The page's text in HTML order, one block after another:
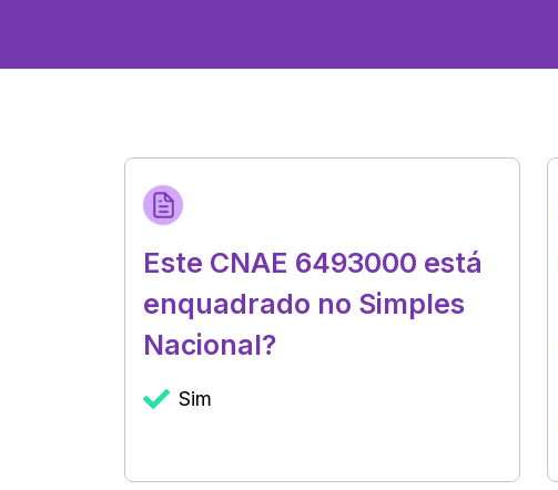
Este CNAE 6493000 está
enquadrado no Simples
Nacional?
Sim